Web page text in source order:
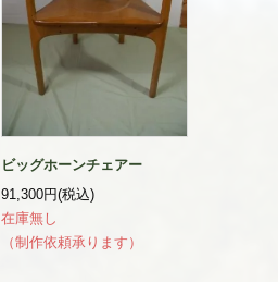
ビッグホーンチェアー
91,300円(税込)
在庫無し
（制作依頼承ります）